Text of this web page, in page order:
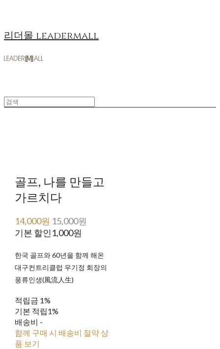
리더몰 leadermall
골프, 나를 만들고
가르치다
14,000원 15,000원
기본 할인1,000원
한국 골프와 60년을 함께 해온
대구컨트리클럽 우기정 회장의
풍류인생(風流人生)
적립금 1%
기본 적립1%
배송비 -
함께 구매 시 배송비 절약 상
품 보기